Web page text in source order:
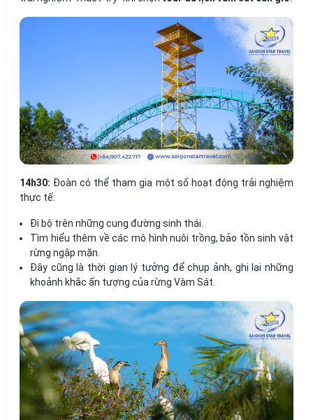
14h30: Đoàn có thể tham gia một số hoạt động trải nghiệm
thực tế:
Đi bộ trên những cung đường sinh thái.
Tìm hiểu thêm về các mô hình nuôi trồng, bảo tồn sinh vật
rừng ngập mặn.
Đây cũng là thời gian lý tưởng để chụp ảnh, ghi lại những
khoảnh khắc ấn tượng của rừng Vàm Sát.